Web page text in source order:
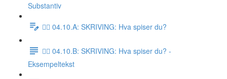
Substantiv
✍🏼 04.10.A: SKRIVING: Hva spiser du?
✍🏼 04.10.B: SKRIVING: Hva spiser du? -
Eksempeltekst